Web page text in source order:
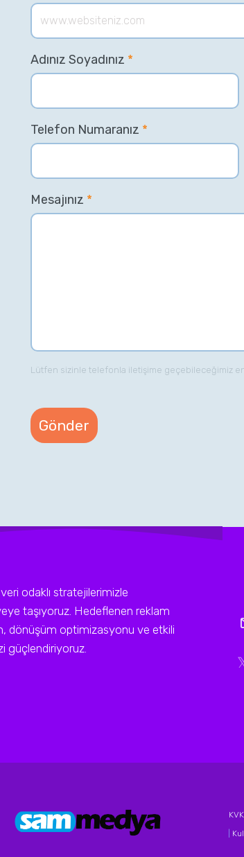
Adınız Soyadınız *
Telefon Numaranız *
Mesajınız *
Lütfen sizinle telefonla iletişime geçebileceğimiz
odaklı stratejilerimizle
taşıyoruz. Hedeflenen reklam
dönüşüm optimizasyonu ve etkili
güçlendiriyoruz.